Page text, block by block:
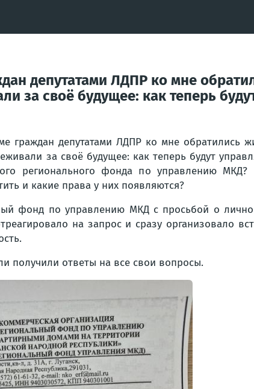
депутатами ЛДПР ко мне
своё будущее: как теперь
граждан депутатами ЛДПР ко мне обратились
за своё будущее: как теперь будут
регионального фонда по управлению МКД?
и какие права у них появляются?
фонд по управлению МКД с просьбой о
на запрос и сразу организовало
получили ответы на все свои вопросы.